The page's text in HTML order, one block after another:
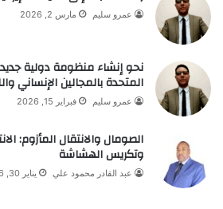
عمرو سليم مارس 2, 2026
نحو إنشاء منظومة دولية
المتحدة بالمجالين الإنساني
عمرو سليم فبراير 15, 2026
الصومال والانتقال المأزوم:
وتكريس الهشاشة
عبد القادر محمود علي يناير 30, 2026